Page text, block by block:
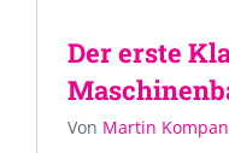
Der erste
Von Martin Kompan